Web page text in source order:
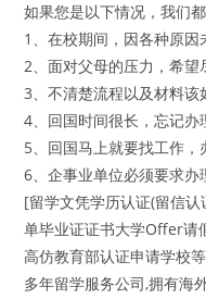
如果您是以下情况，我们
1、在校期间，因各种原因
2、面对父母的压力，希望
3、不清楚流程以及材料该
4、回国时间很长，忘记办
5、回国马上就要找工作，
6、企事业单位必须要求办
[留学文凭学历认证(留信
单毕业证证书大学Offer请
高仿教育部认证申请学校
多年留学服务公司,拥有海